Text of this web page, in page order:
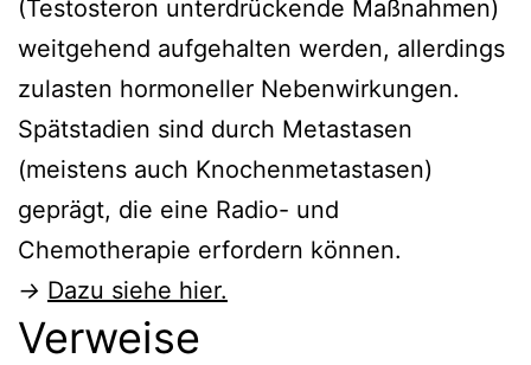
(Testosteron unterdrückende Maßnahmen)
weitgehend aufgehalten werden, allerdings
zulasten hormoneller Nebenwirkungen.
Spätstadien sind durch Metastasen
(meistens auch Knochenmetastasen)
geprägt, die eine Radio- und
Chemotherapie erfordern können.
→ Dazu siehe hier.
Verweise